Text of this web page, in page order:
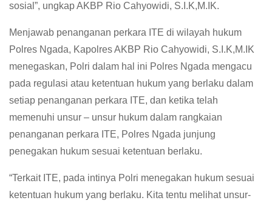
sosial”, ungkap AKBP Rio Cahyowidi, S.I.K,M.IK.
Menjawab penanganan perkara ITE di wilayah hukum
Polres Ngada, Kapolres AKBP Rio Cahyowidi, S.I.K,M.IK
menegaskan, Polri dalam hal ini Polres Ngada mengacu
pada regulasi atau ketentuan hukum yang berlaku dalam
setiap penanganan perkara ITE, dan ketika telah
memenuhi unsur – unsur hukum dalam rangkaian
penanganan perkara ITE, Polres Ngada junjung
penegakan hukum sesuai ketentuan berlaku.
“Terkait ITE, pada intinya Polri menegakan hukum sesuai
ketentuan hukum yang berlaku. Kita tentu melihat unsur-